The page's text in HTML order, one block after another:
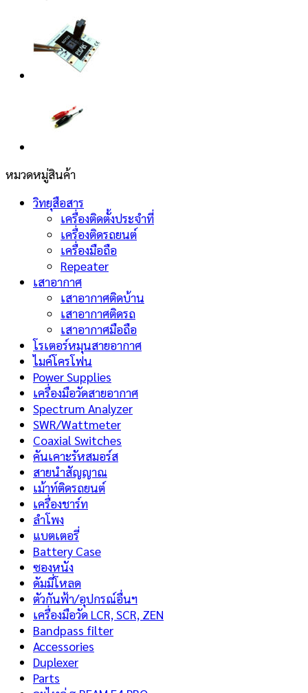
หมวดหมู่สินค้า
วิทยุสือสาร
เครื่องติดตั้งประจำที่
เครื่องติดรถยนต์
เครื่องมือถือ
Repeater
เสาอากาศ
เสาอากาศติดบ้าน
เสาอากาศติดรถ
เสาอากาศมือถือ
โรเตอร์หมุนสายอากาศ
ไมค์โครโฟน
Power Supplies
เครื่องมือวัดสายอากาศ
Spectrum Analyzer
SWR/Wattmeter
Coaxial Switches
คันเคาะรัหสมอร์ส
สายนำสัญญาณ
เม้าท์ติดรถยนต์
เครื่องชาร์ท
ลำโพง
แบตเตอรี่
Battery Case
ซองหนัง
ดัมมี่โหลด
ตัวกันฟ้า/อุปกรณ์อื่นฯ
เครื่องมือวัด LCR, SCR, ZEN
Bandpass filter
Accessories
Duplexer
Parts